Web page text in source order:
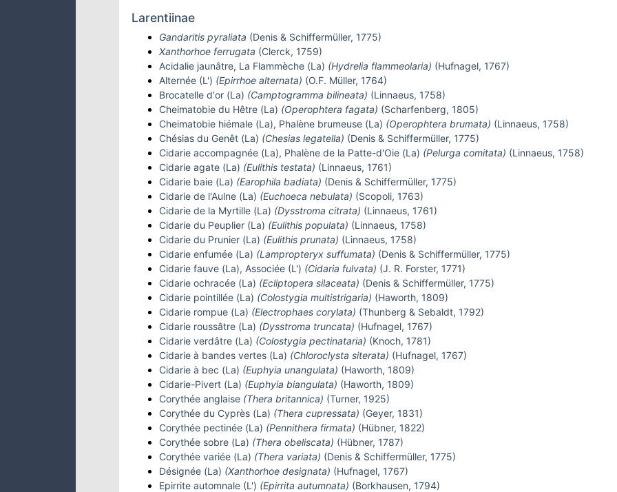
Larentiinae
Gandaritis pyraliata (Denis & Schiffermüller, 1775)
Xanthorhoe ferrugata (Clerck, 1759)
Acidalie jaunâtre, La Flammèche (La) (Hydrelia flammeolaria) (Hufnagel, 1767)
Alternée (L') (Epirrhoe alternata) (O.F. Müller, 1764)
Brocatelle d'or (La) (Camptogramma bilineata) (Linnaeus, 1758)
Cheimatobie du Hêtre (La) (Operophtera fagata) (Scharfenberg, 1805)
Cheimatobie hiémale (La), Phalène brumeuse (La) (Operophtera brumata) (Linnaeus, 1758)
Chésias du Genêt (La) (Chesias legatella) (Denis & Schiffermüller, 1775)
Cidarie accompagnée (La), Phalène de la Patte-d'Oie (La) (Pelurga comitata) (Linnaeus, 1758)
Cidarie agate (La) (Eulithis testata) (Linnaeus, 1761)
Cidarie baie (La) (Earophila badiata) (Denis & Schiffermüller, 1775)
Cidarie de l'Aulne (La) (Euchoeca nebulata) (Scopoli, 1763)
Cidarie de la Myrtille (La) (Dysstroma citrata) (Linnaeus, 1761)
Cidarie du Peuplier (La) (Eulithis populata) (Linnaeus, 1758)
Cidarie du Prunier (La) (Eulithis prunata) (Linnaeus, 1758)
Cidarie enfumée (La) (Lampropteryx suffumata) (Denis & Schiffermüller, 1775)
Cidarie fauve (La), Associée (L') (Cidaria fulvata) (J. R. Forster, 1771)
Cidarie ochracée (La) (Ecliptopera silaceata) (Denis & Schiffermüller, 1775)
Cidarie pointillée (La) (Colostygia multistrigaria) (Haworth, 1809)
Cidarie rompue (La) (Electrophaes corylata) (Thunberg & Sebaldt, 1792)
Cidarie roussâtre (La) (Dysstroma truncata) (Hufnagel, 1767)
Cidarie verdâtre (La) (Colostygia pectinataria) (Knoch, 1781)
Cidarie à bandes vertes (La) (Chloroclysta siterata) (Hufnagel, 1767)
Cidarie à bec (La) (Euphyia unangulata) (Haworth, 1809)
Cidarie-Pivert (La) (Euphyia biangulata) (Haworth, 1809)
Corythée anglaise (Thera britannica) (Turner, 1925)
Corythée du Cyprès (La) (Thera cupressata) (Geyer, 1831)
Corythée pectinée (La) (Pennithera firmata) (Hübner, 1822)
Corythée sobre (La) (Thera obeliscata) (Hübner, 1787)
Corythée variée (La) (Thera variata) (Denis & Schiffermüller, 1775)
Désignée (La) (Xanthorhoe designata) (Hufnagel, 1767)
Epirrite automnale (L') (Epirrita autumnata) (Borkhausen, 1794)